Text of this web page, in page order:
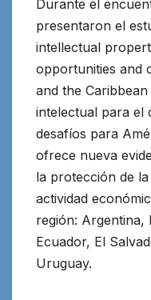
Durante el
presentaron el
intellectual
opportunities and
and the
intelectual para el
desafíos para
ofrece nueva
la protección de
actividad
región: Argentina,
Ecuador, El
Uruguay.